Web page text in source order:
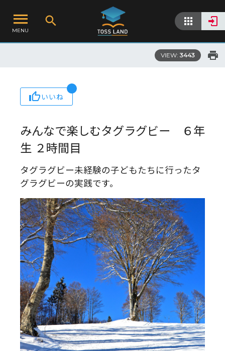
MENU
VIEW: 3443
いいね
みんなで楽しむタグラグビー ６年
生 ２時間目
タグラグビー未経験の子どもたちに行ったタ
グラグビーの実践です。